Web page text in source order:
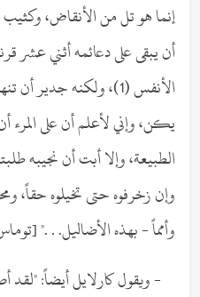
إنما هو تل من الأنقاض،
أن يبقى على دعائمه أثني عشر
الأنفس (1)، ولكنه جدير
يكن، وإني لأعلم أن على المرء
الطبيعة، وإلا أبت أن نجيبه
وإن زخرفوه حتى تخيلوه حقاً،
وأمماً - بهذه الأضاليل. . ." [توماس
- ويقول كارلايل أيضاً: "لقد